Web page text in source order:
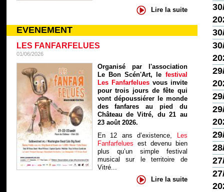
Lire la suite
EVENEMENT
LES FANFARFELUES
01/06/2026
Organisé par l'association
Le Bon Scén'Art, le festival
Les Fanfarfelues vous invite
pour trois jours de fête qui
vont dépoussiérer le monde
des fanfares au pied du
Château de Vitré, du 21 au
23 août 2026.
En 12 ans d’existence, Les
Fanfarfelues est devenu bien
plus qu’un simple festival
musical sur le territoire de
Vitré...
Lire la suite